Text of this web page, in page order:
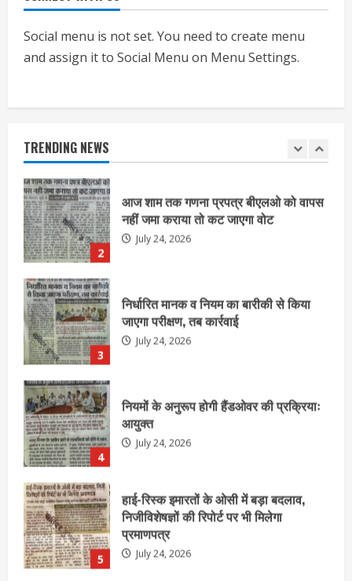
Social menu is not set. You need to create menu
and assign it to Social Menu on Menu Settings.
TRENDING NEWS
1
एचईआरसी के अध्यक्ष नंद लाल का निधन
2
3
निर्धारित मानक व नियम का बारीकी से किया
जाएगा परीक्षण, तब कार्रवाई
July 24, 2026
4
नियमों के अनुरूप होगी हैंडओवर की प्रक्रियाः
आयुक्त
July 24, 2026
5
हाई-रिस्क इमारतों के ओसी में बड़ा बदलाव,
निजीविशेषज्ञों की रिपोर्ट पर भी मिलेगा
प्रमाणपत्र
July 24, 2026
1
एचईआरसी के अध्यक्ष नंद लाल का निधन
July 24, 2026